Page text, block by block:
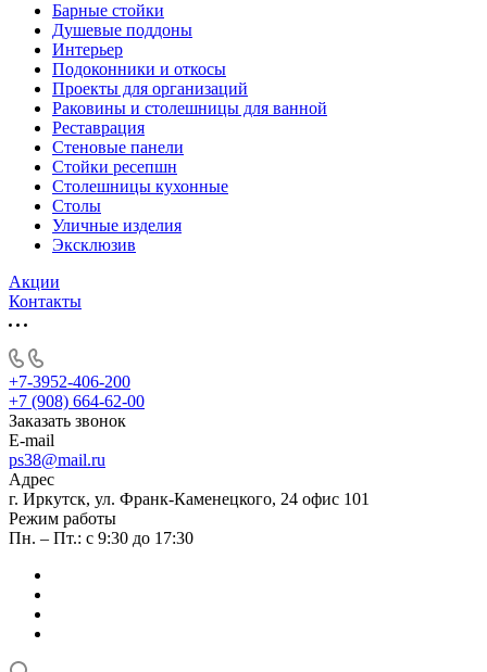
Барные стойки
Душевые поддоны
Интерьер
Подоконники и откосы
Проекты для организаций
Раковины и столешницы для ванной
Реставрация
Стеновые панели
Стойки ресепшн
Столешницы кухонные
Столы
Уличные изделия
Эксклюзив
Акции
Контакты
+7-3952-406-200
+7 (908) 664-62-00
Заказать звонок
E-mail
ps38@mail.ru
Адрес
г. Иркутск, ул. Франк-Каменецкого, 24 офис 101
Режим работы
Пн. – Пт.: с 9:30 до 17:30